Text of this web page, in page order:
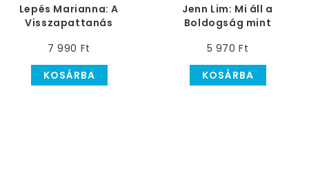
Lepés Marianna: A
Visszapattanás
7 990 Ft
KOSÁRBA
Jenn Lim: Mi áll a
Boldogság mint
5 970 Ft
KOSÁRBA